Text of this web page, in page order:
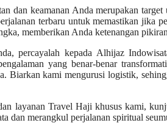
dan keamanan Anda merupakan
terbaru untuk memastikan jika
memberikan Anda ketenangan
percayalah kepada Alhijaz
yang benar-benar
Biarkan kami mengurusi logistik,
layanan Travel Haji khusus kami,
dan merangkul perjalanan spiritual